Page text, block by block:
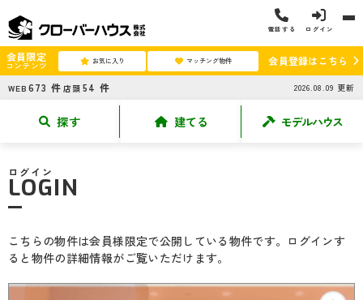
電話する ログイン
会員限定
コンテンツ お気に入り マッチング物件 会員登録はこちら
WEB 673 件 店頭 54 件 2026.08.09 更新
探す 建てる モデルハウス
ログイン
LOGIN
こちらの物件は会員様限定で公開している物件です。ログインす
ると物件の詳細情報がご覧いただけます。